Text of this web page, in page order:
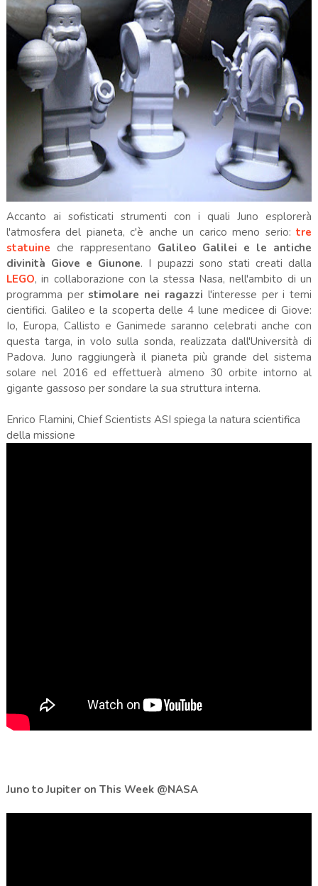
Accanto ai sofisticati strumenti con i quali Juno esplorerà
l'atmosfera del pianeta, c'è anche un carico meno serio:tre
statuine che rappresentano Galileo Galilei e le antiche
divinità Giove e Giunone. I pupazzi sono stati creati dalla
LEGO, in collaborazione con la stessa Nasa, nell'ambito di un
programma perstimolare nei ragazzi l'interesse per i temi
cientifici. Galileo e la scoperta delle 4 lune medicee di Giove:
Io, Europa, Callisto e Ganimede saranno celebrati anche con
questa targa, in volo sulla sonda, realizzata dall'Università di
Padova. Juno raggiungerà il pianeta più grande del sistema
solare nel 2016 ed effettuerà almeno 30 orbite intorno al
gigante gassoso per sondare la sua struttura interna.
Enrico Flamini, Chief Scientists ASI spiega la natura scientifica
della missione
Juno to Jupiter on This Week @NASA